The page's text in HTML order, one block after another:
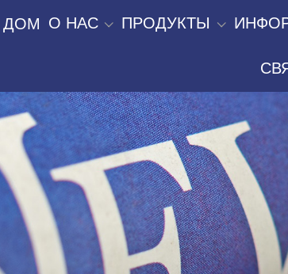
ДОМ О НАС ПРОДУКТЫ